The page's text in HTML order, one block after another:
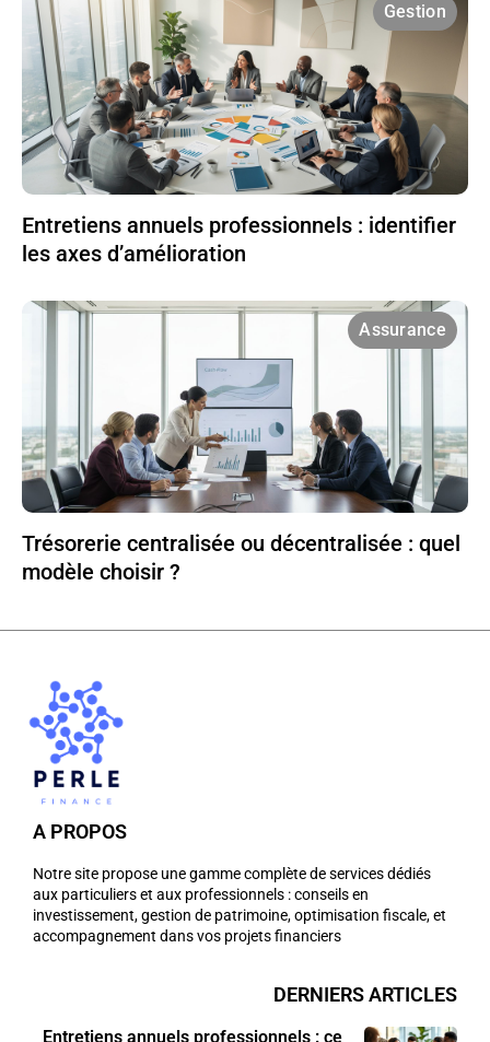
Gestion
Entretiens annuels professionnels : identifier
les axes d’amélioration
Assurance
Trésorerie centralisée ou décentralisée : quel
modèle choisir ?
A PROPOS
Notre site propose une gamme complète de services dédiés
aux particuliers et aux professionnels : conseils en
investissement, gestion de patrimoine, optimisation fiscale, et
accompagnement dans vos projets financiers
DERNIERS ARTICLES
Entretiens annuels professionnels : ce